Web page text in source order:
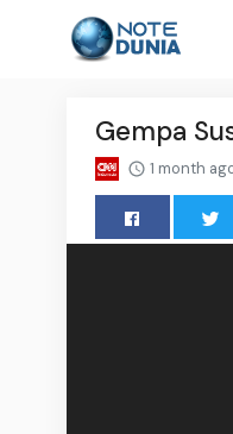
Gempa
1 month